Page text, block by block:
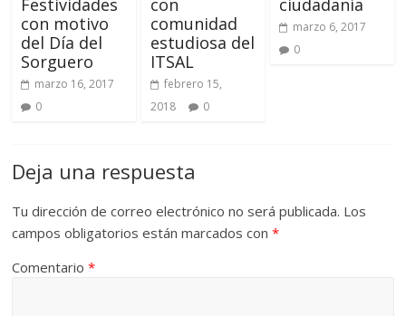
Festividades
con motivo
del Día del
Sorguero
marzo 16, 2017
0
con
comunidad
estudiosa del
ITSAL
febrero 15,
2018
0
ciudadanía
marzo 6, 2017
0
Deja una respuesta
Tu dirección de correo electrónico no será publicada. Los
campos obligatorios están marcados con*
Comentario*